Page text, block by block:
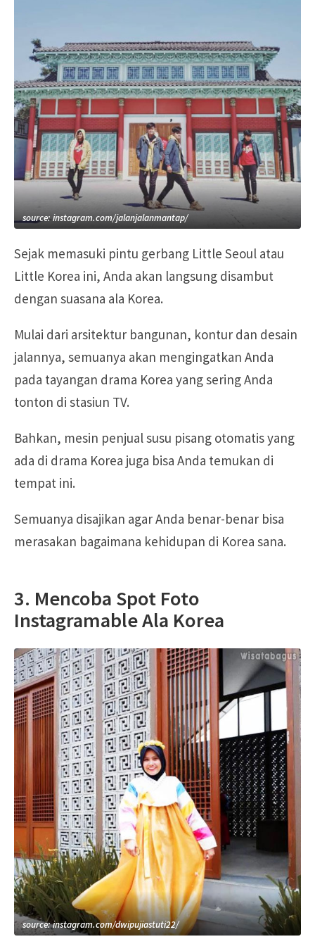
source: instagram.com/jalanjalanmantap/
Sejak memasuki pintu gerbang Little Seoul atau
Little Korea ini, Anda akan langsung disambut
dengan suasana ala Korea.
Mulai dari arsitektur bangunan, kontur dan desain
jalannya, semuanya akan mengingatkan Anda
pada tayangan drama Korea yang sering Anda
tonton di stasiun TV.
Bahkan, mesin penjual susu pisang otomatis yang
ada di drama Korea juga bisa Anda temukan di
tempat ini.
Semuanya disajikan agar Anda benar-benar bisa
merasakan bagaimana kehidupan di Korea sana.
3. Mencoba Spot Foto
Instagramable Ala Korea
source: instagram.com/dwipujiastuti22/